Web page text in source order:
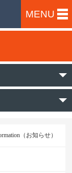
MENU
（お知らせ）